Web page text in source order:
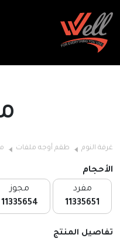
غرفة النوم طقم أوجه ملفات
الأحجام
مفرد
11335651
مجوز
11335654
تفاصيل المنتج